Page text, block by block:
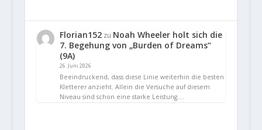
Florian152zu Noah Wheeler holt sich die
7. Begehung von „Burden of Dreams“
(9A)
26. Juni 2026
Beeindruckend, dass diese Linie weiterhin die besten
Kletterer anzieht. Allein die Versuche auf diesem
Niveau sind schon eine starke Leistung.…